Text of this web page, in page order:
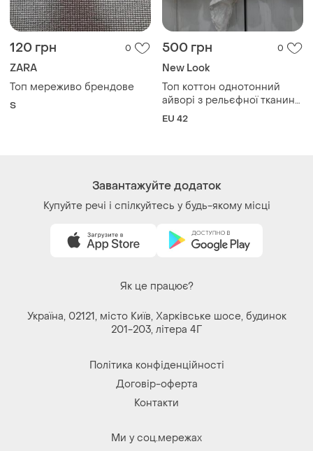
120 грн 0
ZARA
Топ мереживо брендове
S
500 грн 0
New Look
Топ коттон однотонний
айворі з рельєфної тканини.
розмір 42.
EU 42
Завантажуйте додаток
Купуйте речі і спілкуйтесь у будь-якому місці
Як це працює?
Україна, 02121, місто Київ, Харківське шосе, будинок
201-203, літера 4Г
Політика конфіденційності
Договір-оферта
Контакти
Ми у соц.мережах